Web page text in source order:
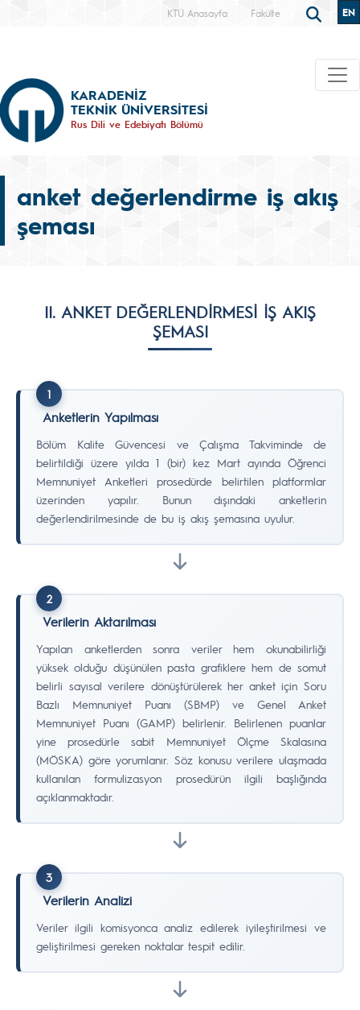
KTÜ Anasayfa Fakülte EN
KARADENİZ
TEKNİK ÜNİVERSİTESİ
Rus Dili ve Edebiyatı Bölümü
anket değerlendirme iş akış
şeması
II. ANKET DEĞERLENDİRMESİ İŞ AKIŞ
ŞEMASI
1
Anketlerin Yapılması
Bölüm Kalite Güvencesi ve Çalışma Takviminde de
belirtildiği üzere yılda 1 (bir) kez Mart ayında Öğrenci
Memnuniyet Anketleri prosedürde belirtilen platformlar
üzerinden yapılır. Bunun dışındaki anketlerin
değerlendirilmesinde de bu iş akış şemasına uyulur.
2
Verilerin Aktarılması
Yapılan anketlerden sonra veriler hem okunabilirliği
yüksek olduğu düşünülen pasta grafiklere hem de somut
belirli sayısal verilere dönüştürülerek her anket için Soru
Bazlı Memnuniyet Puanı (SBMP) ve Genel Anket
Memnuniyet Puanı (GAMP) belirlenir. Belirlenen puanlar
yine prosedürle sabit Memnuniyet Ölçme Skalasına
(MÖSKA) göre yorumlanır. Söz konusu verilere ulaşmada
kullanılan formulizasyon prosedürün ilgili başlığında
açıklanmaktadır.
3
Verilerin Analizi
Veriler ilgili komisyonca analiz edilerek iyileştirilmesi ve
geliştirilmesi gereken noktalar tespit edilir.